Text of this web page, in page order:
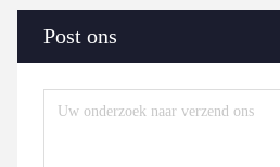
Post ons